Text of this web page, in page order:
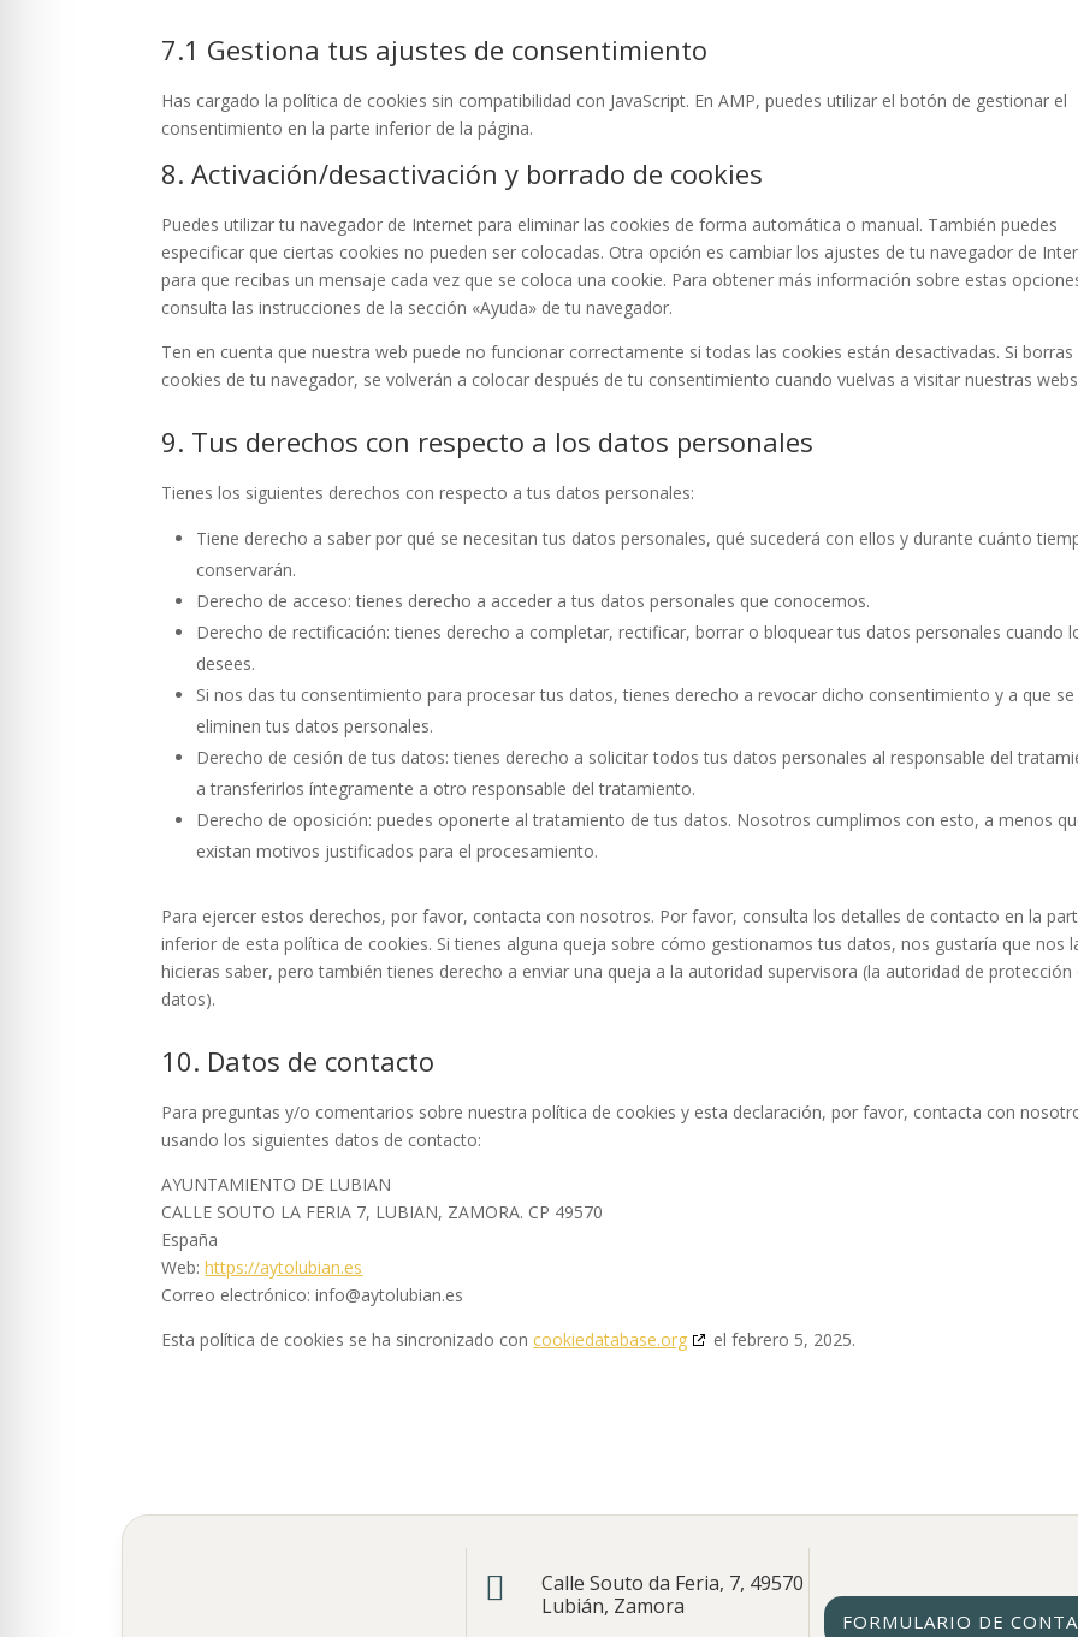
7.1 Gestiona tus ajustes de consentimiento
Has cargado la política de cookies sin compatibilidad con JavaScript. En AMP, puedes utilizar el botón de gestionar el
consentimiento en la parte inferior de la página.
8. Activación/desactivación y borrado de cookies
Puedes utilizar tu navegador de Internet para eliminar las cookies de forma automática o manual. También puedes
especificar que ciertas cookies no pueden ser colocadas. Otra opción es cambiar los ajustes de tu navegador de
para que recibas un mensaje cada vez que se coloca una cookie. Para obtener más información sobre estas
consulta las instrucciones de la sección «Ayuda» de tu navegador.
Ten en cuenta que nuestra web puede no funcionar correctamente si todas las cookies están desactivadas. Si borras
cookies de tu navegador, se volverán a colocar después de tu consentimiento cuando vuelvas a visitar nuestras
9. Tus derechos con respecto a los datos personales
Tienes los siguientes derechos con respecto a tus datos personales:
Tiene derecho a saber por qué se necesitan tus datos personales, qué sucederá con ellos y durante cuánto
conservarán.
Derecho de acceso: tienes derecho a acceder a tus datos personales que conocemos.
Derecho de rectificación: tienes derecho a completar, rectificar, borrar o bloquear tus datos personales cuando
desees.
Si nos das tu consentimiento para procesar tus datos, tienes derecho a revocar dicho consentimiento y a que se
eliminen tus datos personales.
Derecho de cesión de tus datos: tienes derecho a solicitar todos tus datos personales al responsable del
a transferirlos íntegramente a otro responsable del tratamiento.
Derecho de oposición: puedes oponerte al tratamiento de tus datos. Nosotros cumplimos con esto, a menos
existan motivos justificados para el procesamiento.
Para ejercer estos derechos, por favor, contacta con nosotros. Por favor, consulta los detalles de contacto en la
inferior de esta política de cookies. Si tienes alguna queja sobre cómo gestionamos tus datos, nos gustaría que nos
hicieras saber, pero también tienes derecho a enviar una queja a la autoridad supervisora (la autoridad de protección
datos).
10. Datos de contacto
Para preguntas y/o comentarios sobre nuestra política de cookies y esta declaración, por favor, contacta con
usando los siguientes datos de contacto:
AYUNTAMIENTO DE LUBIAN
CALLE SOUTO LA FERIA 7, LUBIAN, ZAMORA. CP 49570
España
Web:https://aytolubian.es
Correo electrónico:info@aytolubian.es
Esta política de cookies se ha sincronizado concookiedatabase.org el febrero 5, 2025.

Calle Souto da Feria, 7, 49570
Lubián, Zamora
FORMULARIO DE